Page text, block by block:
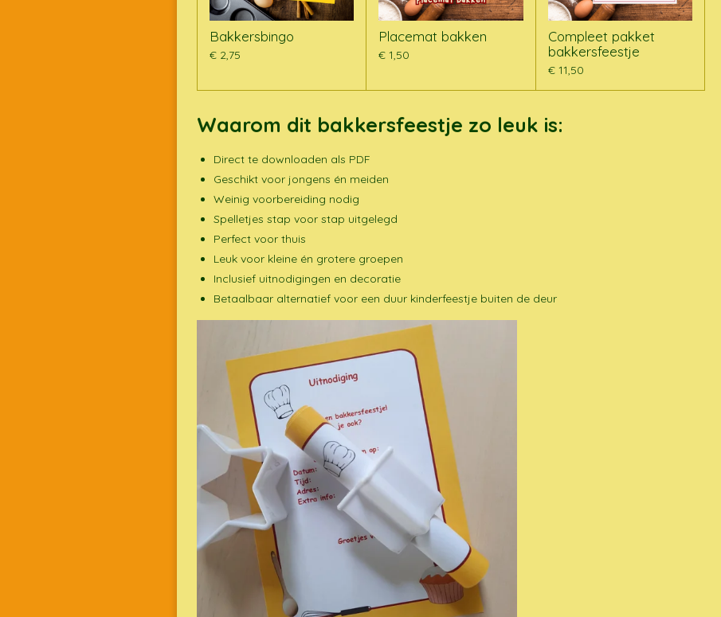
Bakkersbingo
€ 2,75
Placemat bakken
€ 1,50
Compleet pakket
bakkersfeestje
€ 11,50
Waarom dit bakkersfeestje zo leuk is:
Direct te downloaden als PDF
Geschikt voor jongens én meiden
Weinig voorbereiding nodig
Spelletjes stap voor stap uitgelegd
Perfect voor thuis
Leuk voor kleine én grotere groepen
Inclusief uitnodigingen en decoratie
Betaalbaar alternatief voor een duur kinderfeestje buiten de deur